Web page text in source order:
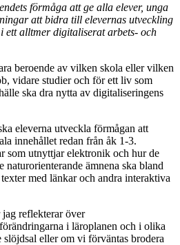
förmåga att ge alla elever, unga
att bidra till elevernas utveckling
ett alltmer digitaliserat arbets- och
beroende av vilken skola eller vilken
vidare studier och för ett liv som
ska dra nytta av digitaliseringens
eleverna utveckla förmågan att
innehållet redan från åk 1-3.
som utnyttjar elektronik och hur de
ämnena ska bland
med länkar och andra interaktiva
jag reflekterar över
i läroplanen och i olika
eller om vi förväntas brodera